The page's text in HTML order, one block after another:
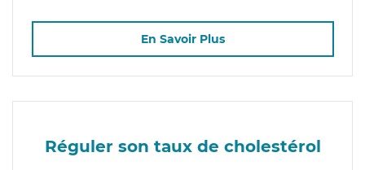
En Savoir Plus
Réguler son taux de cholestérol